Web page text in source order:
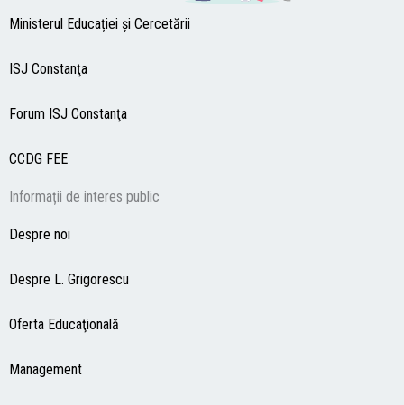
Ministerul Educației și Cercetării
ISJ Constanţa
Forum ISJ Constanţa
CCDG FEE
Informații de interes public
Despre noi
Despre L. Grigorescu
Oferta Educaţională
Management